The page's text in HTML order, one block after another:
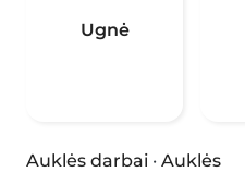
Ugnė
Auklės darbai · Auklės